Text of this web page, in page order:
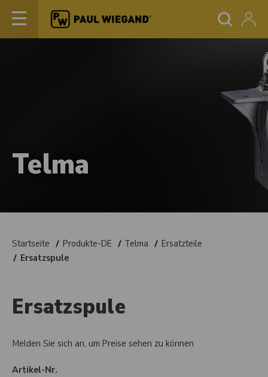
Telma
Startseite Produkte-DE Telma
Ersatzteile
Ersatzspule
Ersatzspule
Melden Sie sich an, um Preise sehen zu können
Artikel-Nr.